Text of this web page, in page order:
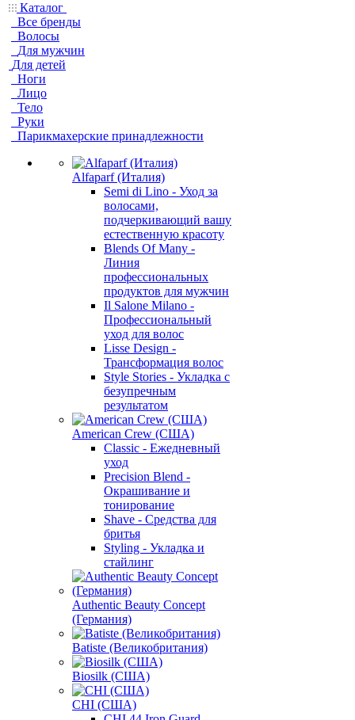
Каталог
Все бренды
Волосы
Для мужчин
Для детей
Ноги
Лицо
Тело
Руки
Парикмахерские принадлежности
Alfaparf (Италия)
Semi di Lino - Уход за
волосами,
подчеркивающий вашу
естественную красоту
Blends Of Many -
Линия
профессиональных
продуктов для мужчин
Il Salone Milano -
Профессиональный
уход для волос
Lisse Design -
Трансформация волос
Style Stories - Укладка с
безупречным
результатом
American Crew (США)
Classic - Ежедневный
уход
Precision Blend -
Окрашивание и
тонирование
Shave - Средства для
бритья
Styling - Укладка и
стайлинг
Authentic Beauty Concept
(Германия)
Batiste (Великобритания)
Biosilk (США)
CHI (США)